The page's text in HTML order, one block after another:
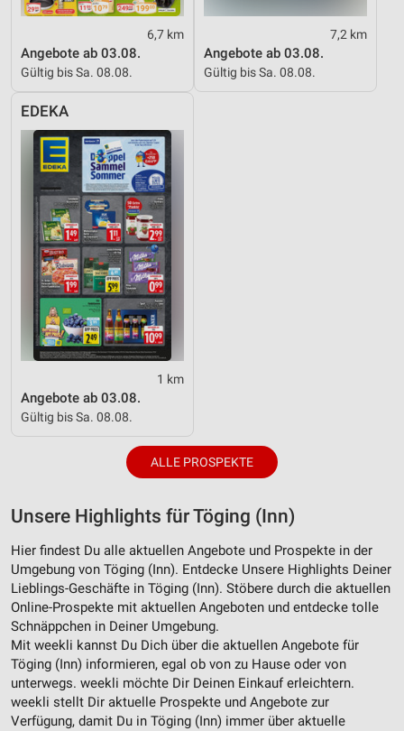
6,7 km
Angebote ab 03.08.
Gültig bis Sa. 08.08.
7,2 km
Angebote ab 03.08.
Gültig bis Sa. 08.08.
EDEKA
1 km
Angebote ab 03.08.
Gültig bis Sa. 08.08.
ALLE PROSPEKTE
Unsere Highlights für Töging (Inn)
Hier findest Du alle aktuellen Angebote und Prospekte in der
Umgebung von Töging (Inn). Entdecke Unsere Highlights Deiner
Lieblings-Geschäfte in Töging (Inn). Stöbere durch die aktuellen
Online-Prospekte mit aktuellen Angeboten und entdecke tolle
Schnäppchen in Deiner Umgebung.
Mit weekli kannst Du Dich über die aktuellen Angebote für
Töging (Inn) informieren, egal ob von zu Hause oder von
unterwegs. weekli möchte Dir Deinen Einkauf erleichtern.
weekli stellt Dir aktuelle Prospekte und Angebote zur
Verfügung, damit Du in Töging (Inn) immer über aktuelle